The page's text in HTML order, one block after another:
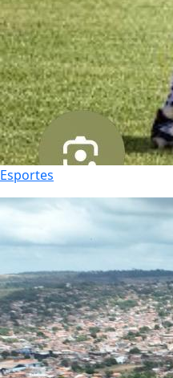
Esportes